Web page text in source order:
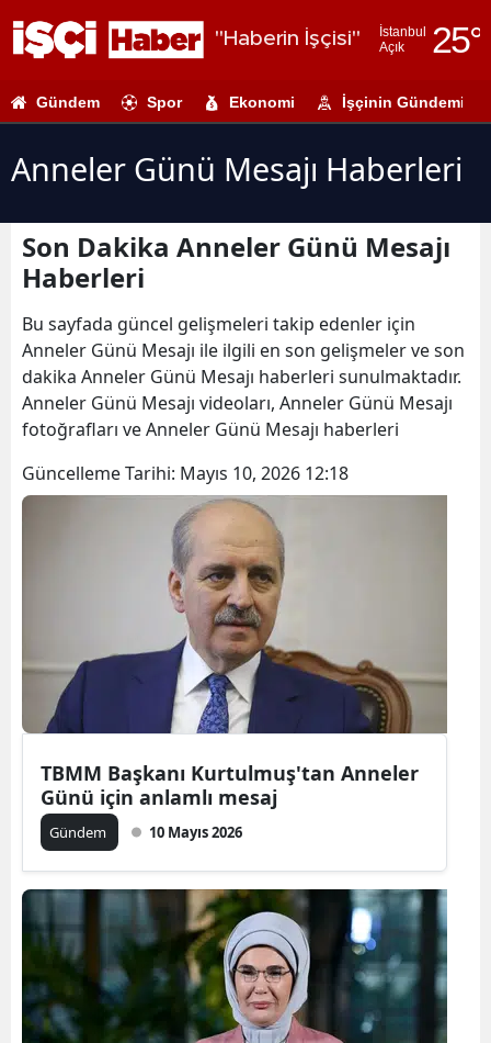
"Haberin İşçisi"
İstanbul
Açık
25°
Adıyaman
Amasya
Antalya
Artvin
Burdur
Bursa
Çanakkale
Çorum
Denizli
Diyarbakır
Gündem Spor Ekonomi İşçinin Gündemi
Anneler Günü Mesajı Haberleri
Son Dakika Anneler Günü Mesajı
Haberleri
Bu sayfada güncel gelişmeleri takip edenler için
Anneler Günü Mesajı ile ilgili en son gelişmeler ve son
dakika Anneler Günü Mesajı haberleri sunulmaktadır.
Anneler Günü Mesajı videoları, Anneler Günü Mesajı
fotoğrafları ve Anneler Günü Mesajı haberleri
Güncelleme Tarihi: Mayıs 10, 2026 12:18
TBMM Başkanı Kurtulmuş'tan Anneler
Günü için anlamlı mesaj
Gündem 10 Mayıs 2026